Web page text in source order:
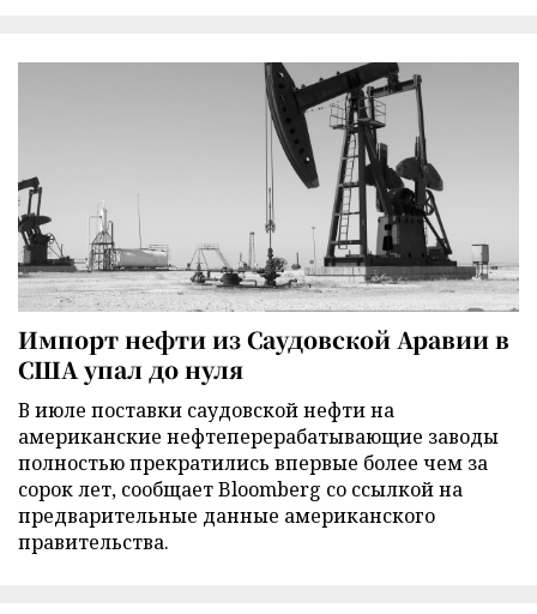
Импорт нефти из Саудовской Аравии в
США упал до нуля
В июле поставки саудовской нефти на
американские нефтеперерабатывающие заводы
полностью прекратились впервые более чем за
сорок лет, сообщает Bloomberg со ссылкой на
предварительные данные американского
правительства.